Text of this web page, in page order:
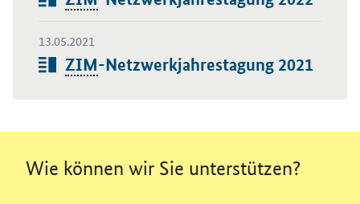
13.05.2021
Artikel:
ZIM-Netzwerkjahrestagung 2021
Öffnet Einzelsicht
Wie können wir Sie unterstützen?